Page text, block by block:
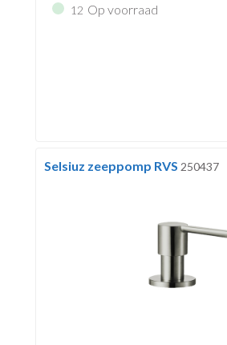
12 Op voorraad
Selsiuz zeeppomp RVS 250437